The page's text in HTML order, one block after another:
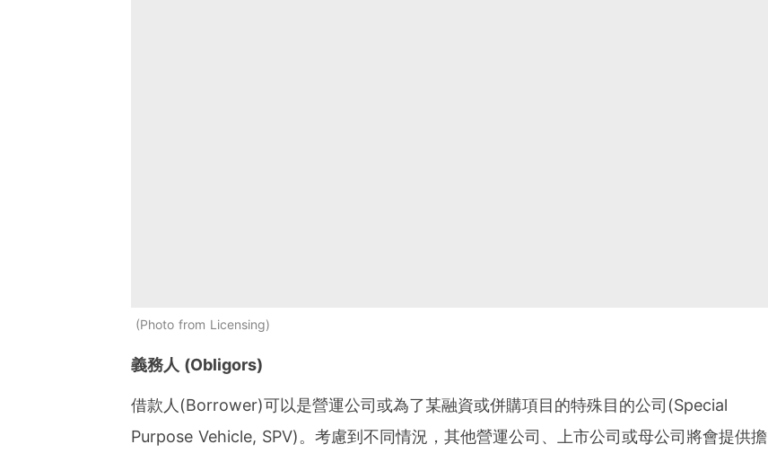
Photo from Licensing
義務人 (Obligors)
借款人(Borrower)可以是營運公司或為了某融資或併購項目的特殊目的公司(Special
Purpose Vehicle, SPV)。考慮到不同情況，其他營運公司、上市公司或母公司將會提供擔